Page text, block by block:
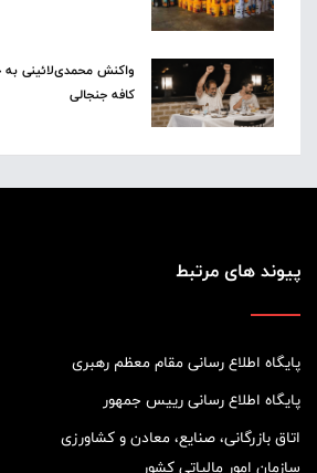
واکنش محمدی‌لائینی به
کافه جنجالی
پیوند های مرتبط
پایگاه اطلاع رسانی مقام معظم رهبری
پایگاه اطلاع رسانی رییس جمهور
اتاق بازرگانی، صنایع، معادن و کشاورزی